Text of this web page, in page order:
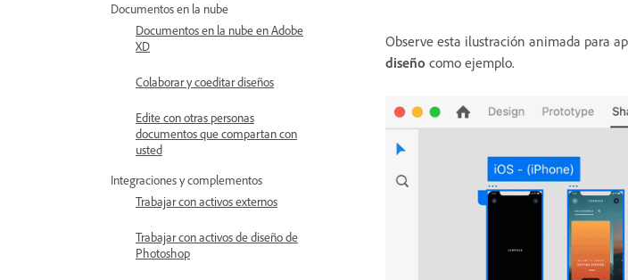
Documentos en la nube
Documentos en la nube en Adobe
XD
Colaborar y coeditar diseños
Edite con otras personas
documentos que compartan con
usted
Integraciones y complementos
Trabajar con activos externos
Trabajar con activos de diseño de
Photoshop
Observe esta ilustración animada para
diseño como ejemplo.